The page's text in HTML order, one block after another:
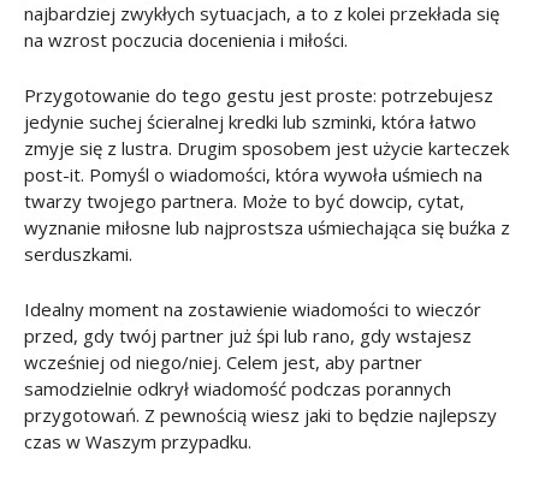
najbardziej zwykłych sytuacjach, a to z kolei przekłada się
na wzrost poczucia docenienia i miłości.
Przygotowanie do tego gestu jest proste: potrzebujesz
jedynie suchej ścieralnej kredki lub szminki, która łatwo
zmyje się z lustra. Drugim sposobem jest użycie karteczek
post-it. Pomyśl o wiadomości, która wywoła uśmiech na
twarzy twojego partnera. Może to być dowcip, cytat,
wyznanie miłosne lub najprostsza uśmiechająca się buźka z
serduszkami.
Idealny moment na zostawienie wiadomości to wieczór
przed, gdy twój partner już śpi lub rano, gdy wstajesz
wcześniej od niego/niej. Celem jest, aby partner
samodzielnie odkrył wiadomość podczas porannych
przygotowań. Z pewnością wiesz jaki to będzie najlepszy
czas w Waszym przypadku.